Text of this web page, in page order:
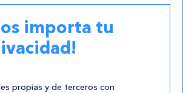
Contacto
Redes Sociales
importa tu
propias y de terceros con